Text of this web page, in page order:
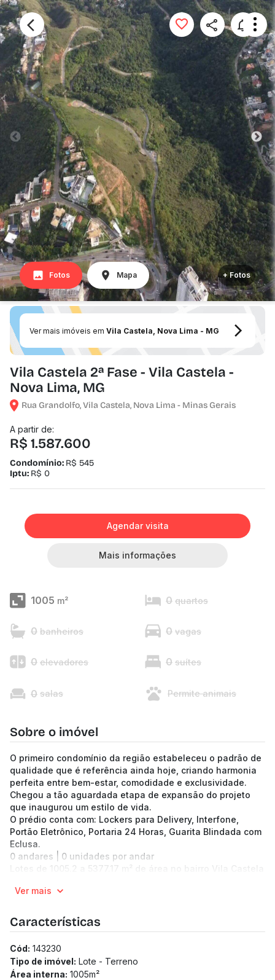
Fotos Mapa + Fotos
Ver mais imóveis em Vila Castela, Nova Lima - MG
Vila Castela 2ª Fase - Vila Castela -
Nova Lima, MG
Rua Grandolfo, Vila Castela, Nova Lima - Minas Gerais
A partir de:
R$ 1.587.600
Condomínio: R$ 545
Iptu: R$ 0
Agendar visita
Mais informações
1005 m² 0 quartos
0 banheiros 0 vagas
0 elevadores 0 suítes
0 salas Permite animais
Sobre o imóvel
O primeiro condomínio da região estabeleceu o padrão de
qualidade que é referência ainda hoje, criando harmonia
perfeita entre bem-estar, comodidade e exclusividade.
Chegou a tão aguardada etapa de expansão do projeto
que inaugurou um estilo de vida.
O prédio conta com: Lockers para Delivery, Interfone,
Portão Eletrônico, Portaria 24 Horas, Guarita Blindada com
Eclusa.
0 andares | 0 unidades por andar
Lotes de 1005.2 a 5377.17 m² de área no bairro Vila Castela
Medidor de água individualizado
Ver mais
Características
Cód: 143230
Tipo de imóvel: Lote - Terreno
Área interna: 1005m²